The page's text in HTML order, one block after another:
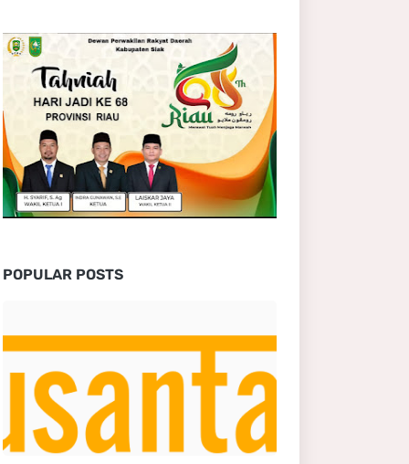
POPULAR POSTS